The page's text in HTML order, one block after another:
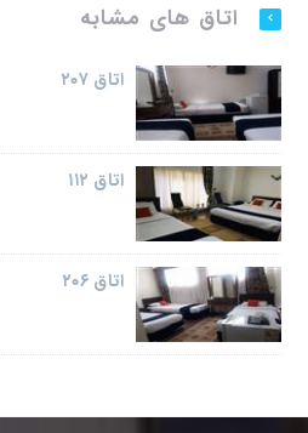
اتاق های مشابه
اتاق ۲۰۷
اتاق ۱۱۲
اتاق ۲۰۶